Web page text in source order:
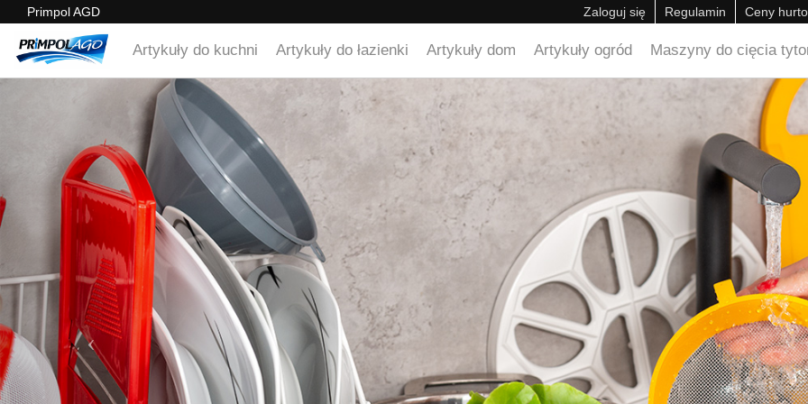
Primpol AGD Zaloguj się Regulamin Ceny
Artykuły do kuchni Artykuły do łazienki Artykuły dom Artykuły ogród Maszyny do cięcia